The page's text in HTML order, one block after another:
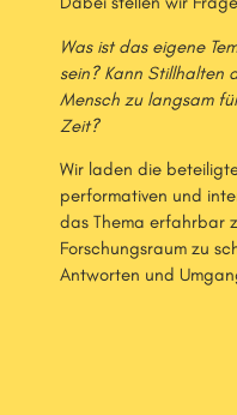
Was ist das eigene
sein? Kann Stillhalten
Mensch zu langsam
Zeit?
Wir laden die
performativen und
das Thema erfahrbar
Forschungsraum zu
Antworten und